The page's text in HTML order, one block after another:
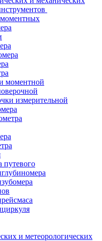
моментной
измерительной
путевого
и метеорологических